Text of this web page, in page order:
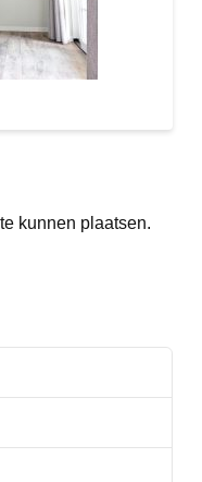
kunnen plaatsen.